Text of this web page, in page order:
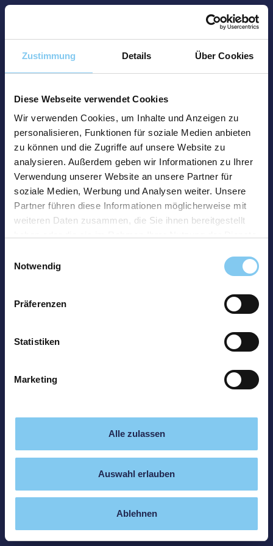
Zustimmung Details Über Cookies
Diese Webseite verwendet Cookies
Wir verwenden Cookies, um Inhalte und Anzeigen zu
personalisieren, Funktionen für soziale Medien anbieten
zu können und die Zugriffe auf unsere Website zu
analysieren. Außerdem geben wir Informationen zu Ihrer
Verwendung unserer Website an unsere Partner für
soziale Medien, Werbung und Analysen weiter. Unsere
Partner führen diese Informationen möglicherweise mit
weiteren Daten zusammen, die Sie ihnen bereitgestellt
Notwendig
Präferenzen
Statistiken
Marketing
Alle zulassen
Auswahl erlauben
Ablehnen